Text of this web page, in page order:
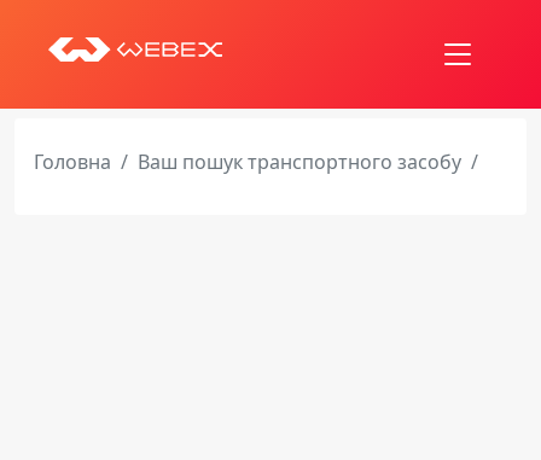
Головна Ваш пошук транспортного засобу